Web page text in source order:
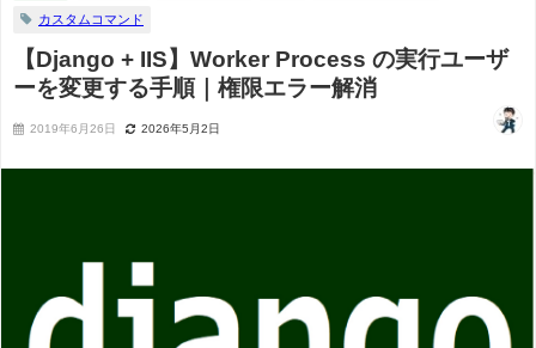
カスタムコマンド
【Django + IIS】Worker Process の実行ユーザ
ーを変更する手順｜権限エラー解消
2019年6月26日 2026年5月2日